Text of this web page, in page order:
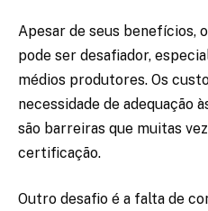
Apesar de seus benefícios,
pode ser desafiador,
médios produtores. Os
necessidade de adequação
são barreiras que muitas
certificação.
Outro desafio é a falta de